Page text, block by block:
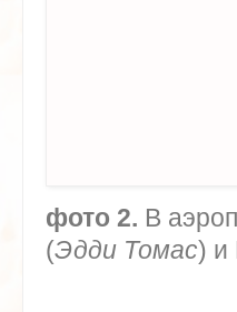
фото 2. В
(Эдди Томас) и